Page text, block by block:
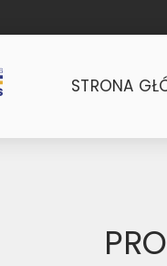
STRONA